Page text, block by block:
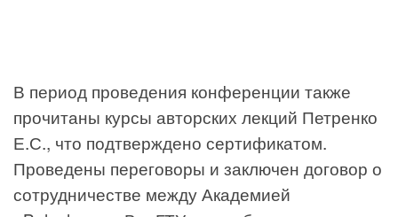
В период проведения конференции также
прочитаны курсы авторских лекций Петренко
Е.С., что подтверждено сертификатом.
Проведены переговоры и заключен договор о
сотрудничестве между Академией